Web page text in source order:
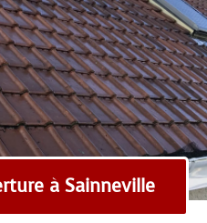
à Sainneville